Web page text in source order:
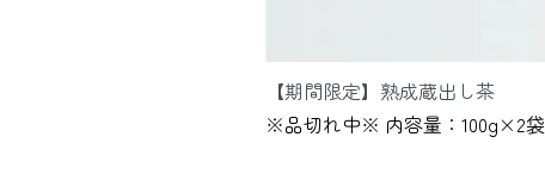
【期間限定】熟成蔵出し茶
※品切れ中※ 内容量：100g×2袋